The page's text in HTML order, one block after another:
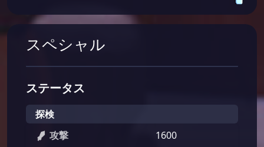
スペシャル
ステータス
探検
攻撃
1600